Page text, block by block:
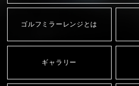
ゴルフミラーレンジとは
ギャラリー